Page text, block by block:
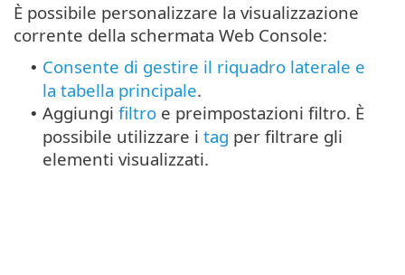
È possibile personalizzare la visualizzazione
corrente della schermata Web Console:
• Consente di gestire il riquadro laterale e
la tabella principale.
• Aggiungi filtro e preimpostazioni filtro. È
possibile utilizzare i tag per filtrare gli
elementi visualizzati.